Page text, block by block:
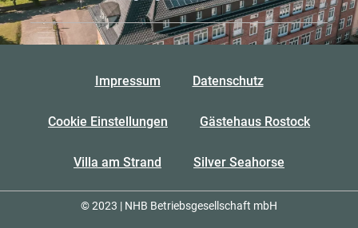
Impressum Datenschutz
Cookie Einstellungen Gästehaus Rostock
Villa am Strand Silver Seahorse
© 2023 | NHB Betriebsgesellschaft mbH